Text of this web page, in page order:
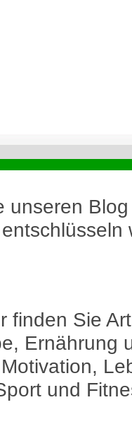
unseren
finden Sie
Ernährung
und